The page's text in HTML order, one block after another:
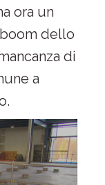
ora un
dello
di
a